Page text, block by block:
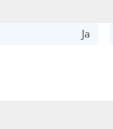
så er man
Ja